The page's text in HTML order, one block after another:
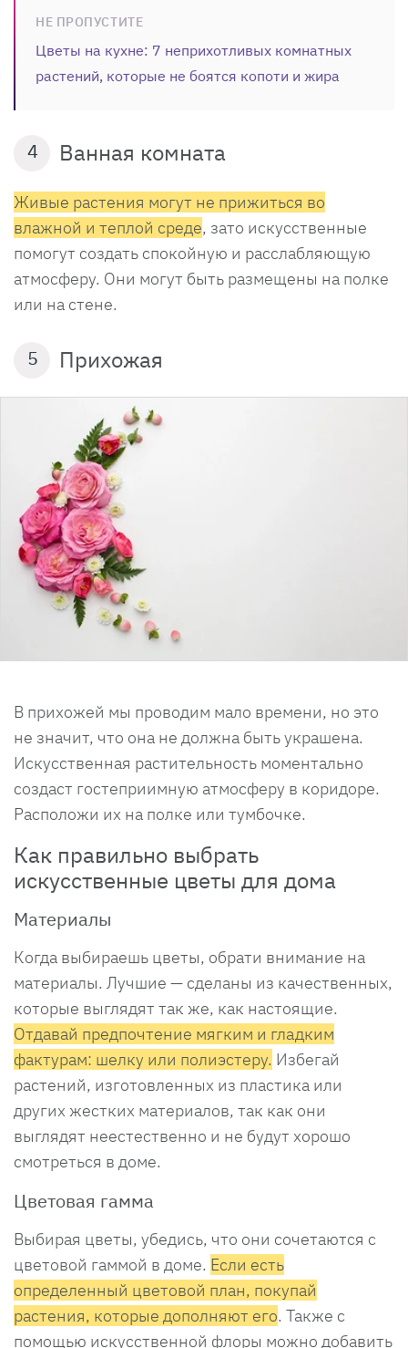
НЕ ПРОПУСТИТЕ
Цветы на кухне: 7 неприхотливых комнатных
растений, которые не боятся копоти и жира
4 Ванная комната
Живые растения могут не прижиться во
влажной и теплой среде, зато искусственные
помогут создать спокойную и расслабляющую
атмосферу. Они могут быть размещены на полке
или на стене.
5 Прихожая
В прихожей мы проводим мало времени, но это
не значит, что она не должна быть украшена.
Искусственная растительность моментально
создаст гостеприимную атмосферу в коридоре.
Расположи их на полке или тумбочке.
Как правильно выбрать
искусственные цветы для дома
Материалы
Когда выбираешь цветы, обрати внимание на
материалы. Лучшие — сделаны из качественных,
которые выглядят так же, как настоящие.
Отдавай предпочтение мягким и гладким
фактурам: шелку или полиэстеру. Избегай
растений, изготовленных из пластика или
других жестких материалов, так как они
выглядят неестественно и не будут хорошо
смотреться в доме.
Цветовая гамма
Выбирая цветы, убедись, что они сочетаются с
цветовой гаммой в доме. Если есть
определенный цветовой план, покупай
растения, которые дополняют его. Также с
помощью искусственной флоры можно добавить